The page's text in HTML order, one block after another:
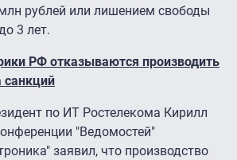
рублей или лишением свободы
3 лет.
РФ отказываются производить
санкций
по ИТ Ростелекома Кирилл
"Ведомостей"
заявил, что производство